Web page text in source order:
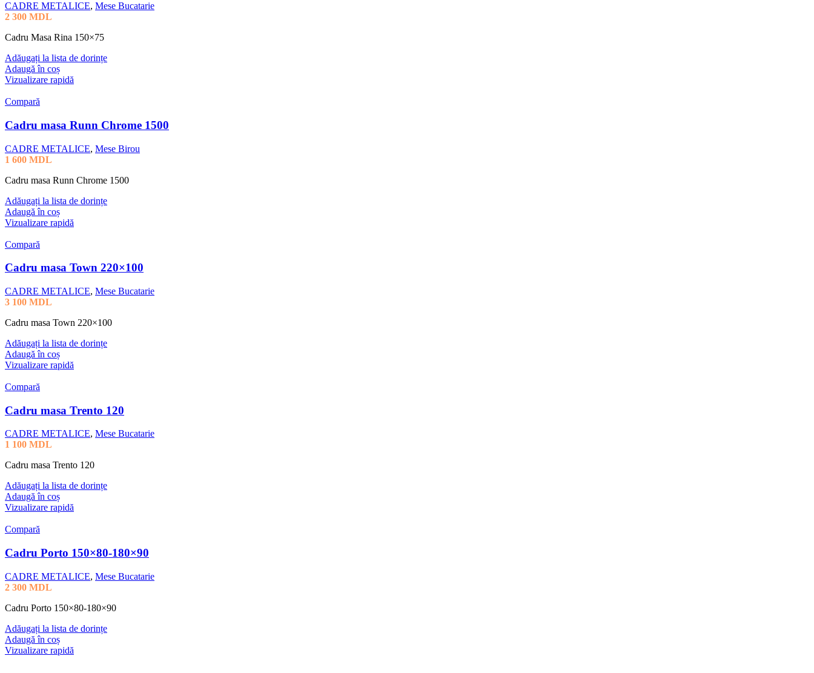
CADRE METALICE, Mese Bucatarie
2 300 MDL
Cadru Masa Rina 150×75
Adăugați la lista de dorințe
Adaugă în coș
Vizualizare rapidă
Compară
Cadru masa Runn Chrome 1500
CADRE METALICE, Mese Birou
1 600 MDL
Cadru masa Runn Chrome 1500
Adăugați la lista de dorințe
Adaugă în coș
Vizualizare rapidă
Compară
Cadru masa Town 220×100
CADRE METALICE, Mese Bucatarie
3 100 MDL
Cadru masa Town 220×100
Adăugați la lista de dorințe
Adaugă în coș
Vizualizare rapidă
Compară
Cadru masa Trento 120
CADRE METALICE, Mese Bucatarie
1 100 MDL
Cadru masa Trento 120
Adăugați la lista de dorințe
Adaugă în coș
Vizualizare rapidă
Compară
Cadru Porto 150×80-180×90
CADRE METALICE, Mese Bucatarie
2 300 MDL
Cadru Porto 150×80-180×90
Adăugați la lista de dorințe
Adaugă în coș
Vizualizare rapidă